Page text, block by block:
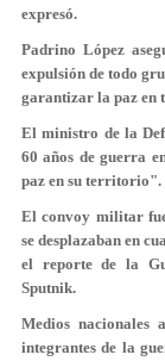
expresó.
Padrino López
expulsión de todo
garantizar la paz en
El ministro de la
60 años de guerra
paz en su territorio".
El convoy militar
se desplazaban en
el reporte de la
Sputnik.
Medios nacionales
integrantes de la